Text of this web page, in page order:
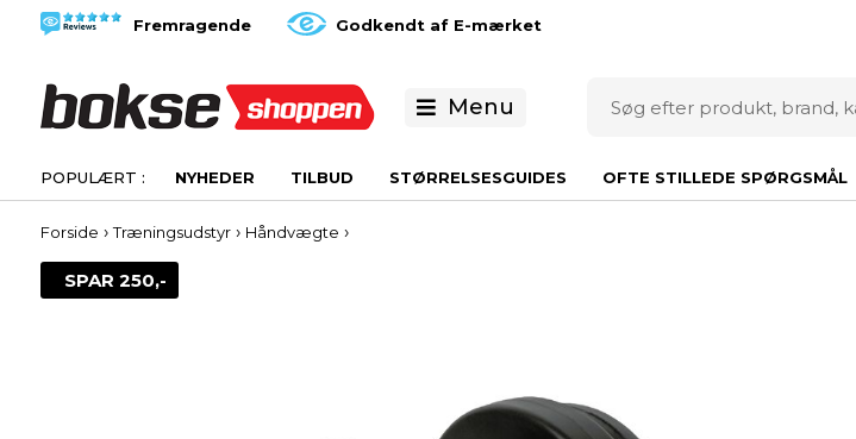
Fremragende Godkendt af E-mærket
Menu
NYHEDER TILBUD STØRRELSESGUIDES OFTE STILLEDE SPØRGSMÅL
Forside ›Træningsudstyr› Håndvægte ›
SPAR 250,-